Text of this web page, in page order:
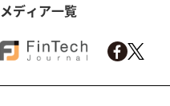
メディア一覧